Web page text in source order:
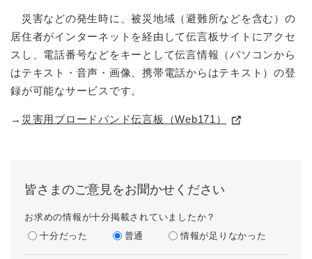
災害などの発生時に、被災地域（避難所などを含む）の
居住者がインターネットを経由して伝言板サイトにアクセ
スし、電話番号などをキーとして伝言情報（パソコンから
はテキスト・音声・画像、携帯電話からはテキスト）の登
録が可能なサービスです。
→ 災害用ブロードバンド伝言板（Web171）
皆さまのご意見をお聞かせください
お求めの情報が十分掲載されていましたか？
十分だった
普通 情報が足りなかった